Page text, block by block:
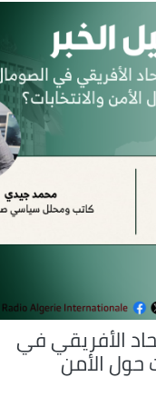
الأفريقي في
حول الأمن